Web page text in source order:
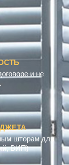
и не
шторам для
ВИП)